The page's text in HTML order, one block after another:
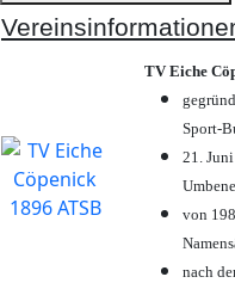
TV Eiche
Sport-
21.
von
nach